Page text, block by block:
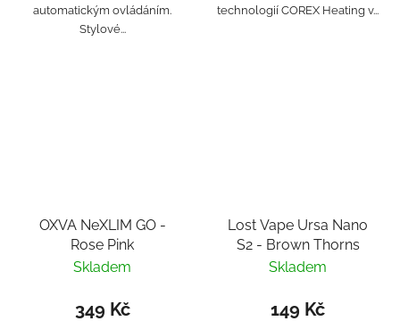
automatickým ovládáním.
Stylové...
technologií COREX Heating v...
OXVA NeXLIM GO -
Rose Pink
Skladem
349 Kč
Lost Vape Ursa Nano
S2 - Brown Thorns
Skladem
149 Kč